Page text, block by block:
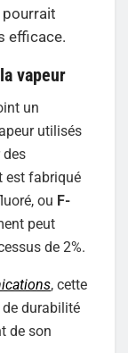
pourrait
efficace.
vapeur
un
utilisés
des
est fabriqué
ou F-
peut
de 2%.
, cette
durabilité
de son